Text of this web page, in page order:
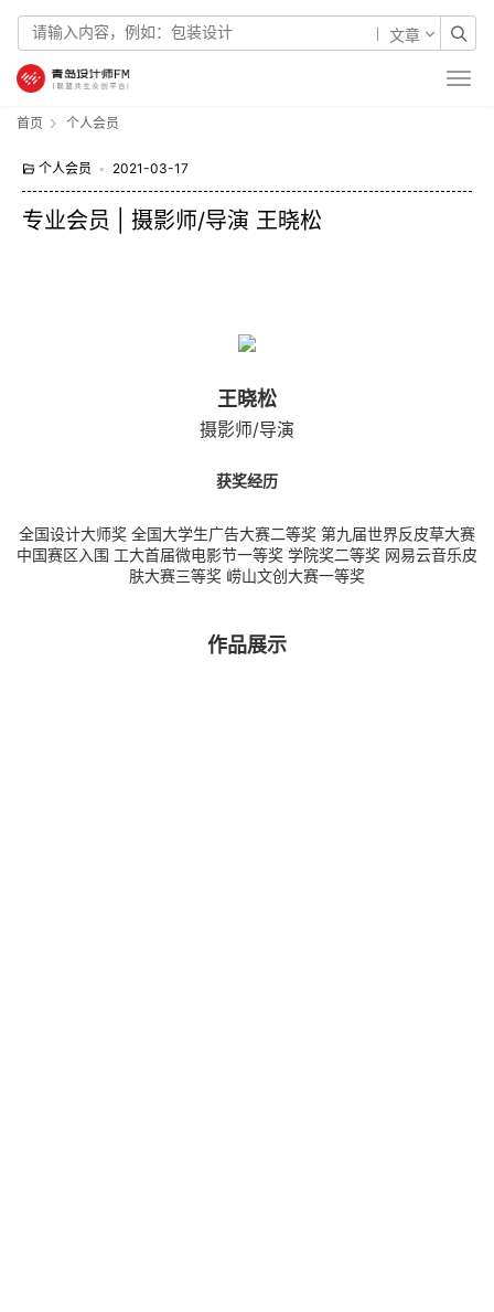
文章
首页 个人会员
个人会员 • 2021-03-17
专业会员 | 摄影师/导演 王晓松
王晓松
摄影师/导演
获奖经历
全国设计⼤师奖 全国⼤学⽣⼴告⼤赛⼆等奖 第九届世界反⽪草⼤赛
中国赛区⼊围 ⼯⼤⾸届微电影节⼀等奖 学院奖⼆等奖 ⽹易云⾳乐⽪
肤⼤赛三等奖 崂⼭⽂创⼤赛⼀等奖
作品展示